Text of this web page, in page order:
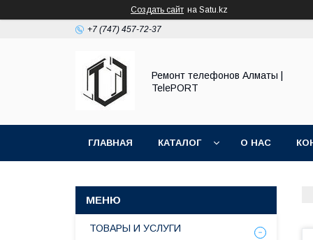
Создать сайт на Satu.kz
+7 (747) 457-72-37
Ремонт телефонов Алматы |
TelePORT
ГЛАВНАЯ КАТАЛОГ О НАС
ТОВАРЫ И УСЛУГИ